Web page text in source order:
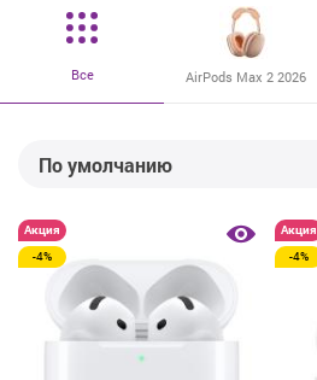
Все AirPods Max 2 2026
По умолчанию
От дешевых к дорогим
От дорогих к дешевым
По рейтингу
По названию
Акция
-4%
Акция
-4%